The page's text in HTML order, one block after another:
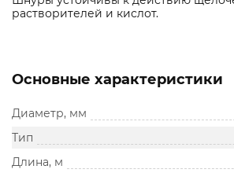
растворителей и кислот.
Основные характеристики
Диаметр, мм
Тип
Длина, м